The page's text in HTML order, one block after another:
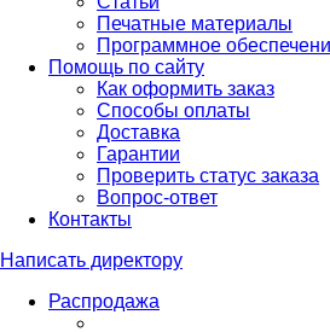
Печатные материалы
Программное
Помощь по сайту
Как оформить заказ
Способы оплаты
Доставка
Гарантии
Проверить статус заказа
Вопрос-ответ
Контакты
Написать директору
Распродажа